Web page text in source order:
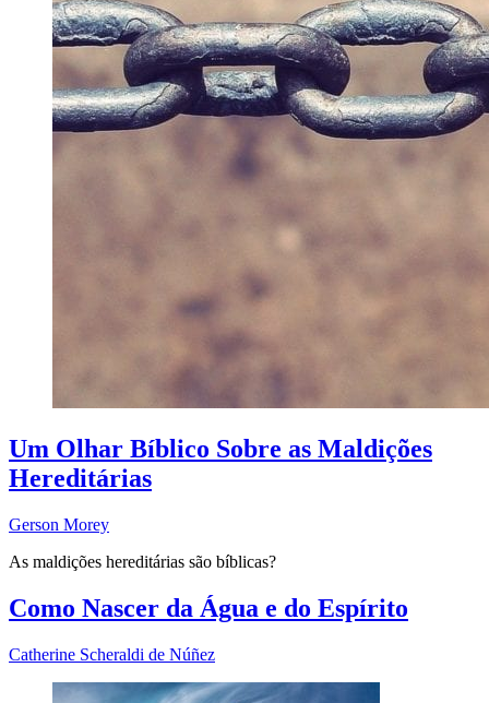
Um Olhar Bíblico Sobre as Maldições
Hereditárias
Gerson Morey
As maldições hereditárias são bíblicas?
Como Nascer da Água e do Espírito
Catherine Scheraldi de Núñez